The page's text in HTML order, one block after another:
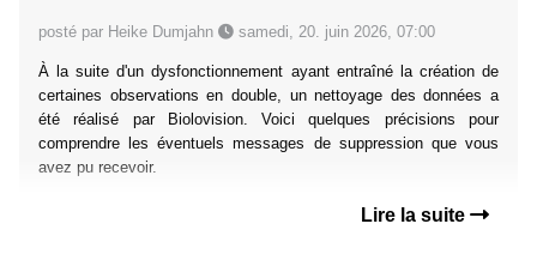
posté par Heike Dumjahn samedi, 20. juin 2026, 07:00
À la suite d'un dysfonctionnement ayant entraîné la création de
certaines observations en double, un nettoyage des données a
été réalisé par Biolovision. Voici quelques précisions pour
comprendre les éventuels messages de suppression que vous
avez pu recevoir.
Lire la suite